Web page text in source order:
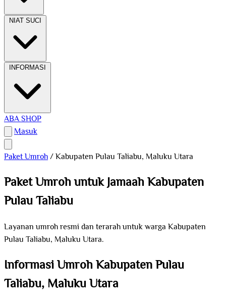
NIAT SUCI
INFORMASI
ABA SHOP
Masuk
Paket Umroh/Kabupaten Pulau Taliabu, Maluku Utara
Paket Umroh untuk Jamaah Kabupaten
Pulau Taliabu
Layanan umroh resmi dan terarah untuk warga Kabupaten
Pulau Taliabu, Maluku Utara.
Informasi Umroh Kabupaten Pulau
Taliabu, Maluku Utara